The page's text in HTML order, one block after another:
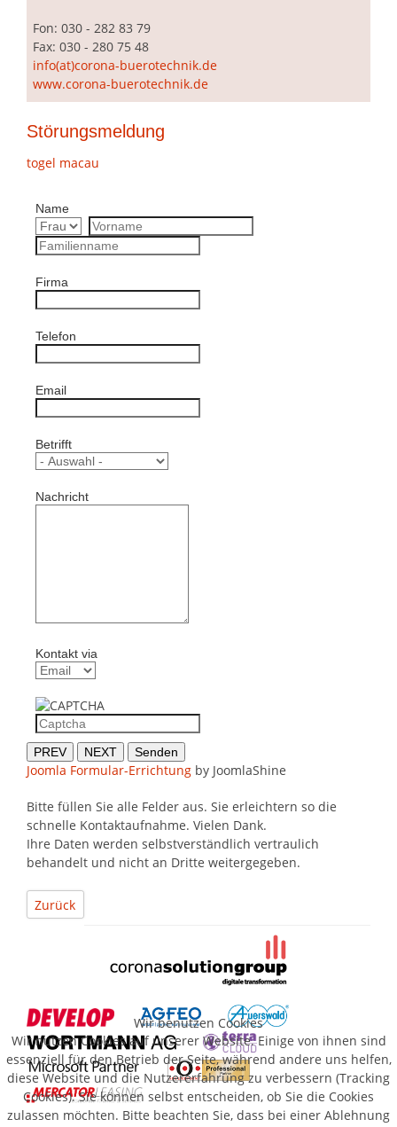
Fon: 030 - 282 83 79
Fax: 030 - 280 75 48
info(at)corona-buerotechnik.de
www.corona-buerotechnik.de
Störungsmeldung
togel macau
Name
Firma
Telefon
Email
Betrifft
Nachricht
Kontakt via
PREV NEXT Senden
Joomla Formular-Errichtung by JoomlaShine
Bitte füllen Sie alle Felder aus. Sie erleichtern so die
schnelle Kontaktaufnahme. Vielen Dank.
Ihre Daten werden selbstverständlich vertraulich
behandelt und nicht an Dritte weitergegeben.
Zurück
Wir benutzen Cookies
Wir nutzen Cookies auf unserer Website. Einige von ihnen sind
essenziell für den Betrieb der Seite, während andere uns helfen,
diese Website und die Nutzererfahrung zu verbessern (Tracking
Cookies). Sie können selbst entscheiden, ob Sie die Cookies
zulassen möchten. Bitte beachten Sie, dass bei einer Ablehnung